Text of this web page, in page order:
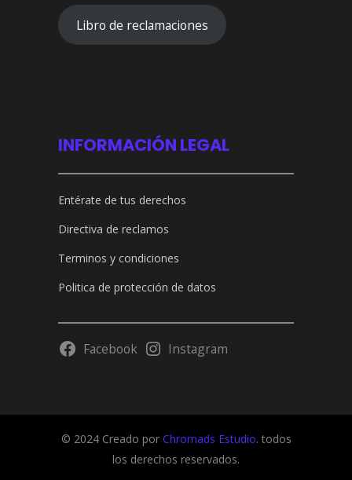
Libro de reclamaciones
INFORMACIÓN LEGAL
Entérate de tus derechos
Directiva de reclamos
Terminos y condiciones
Politica de protección de datos
Facebook Instagram
© 2024 Creado por Chromads Estudio. todos
los derechos reservados.